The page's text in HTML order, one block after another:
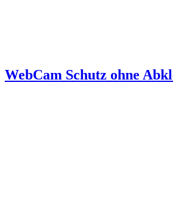
WebCam Schutz ohne